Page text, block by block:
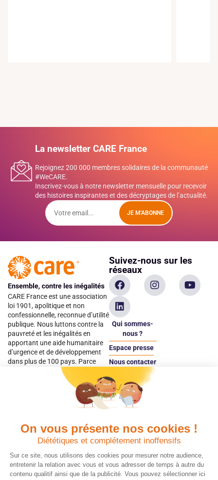
On vous présente nos cookies !
Diététiques et complétement inoffensifs
Sur ce site, nous utilisons des cookies pour mesurer notre audience,
entretenir la relation avec vous et vous adresser de temps à autre du
contenu qualitif ainsi que de la publicité. Vous pouvez sélectionner ici
La newsletter CARE France
Rejoignez 200 000 membres solidaires de la communauté
#WeCARE.
Inscrivez-vous à notre newsletter mensuelle pour recevoir
des histoires inspirantes et des décryptages de l’actualité.
JE M'ABONNE
CARE France est une association
loi 1901, apolitique et non
confessionnelle, reconnue d’utilité
publique. Nous luttons contre la
pauvreté et les inégalités en
apportant une aide humanitaire
d’urgence et de développement
dans plus de 100 pays. Parce
qu’elles sont les premières
victimes des inégalités, CARE met
les femmes et les filles au cœur
Suivez-nous sur les
réseaux
Qui sommes-
nous ?
Espace presse
Nous contacter
Espace
donateur
Quels avantages fiscaux ?
Chaque don effectué à une
association reconnue d’utilité
publique comme CARE, est
déductible jusqu’à 75 % de l’impôt
Donner en confiance
Vos dons sont
déductibles à 75 % de
vos impôts. Depuis
plus de 15 ans, CARE